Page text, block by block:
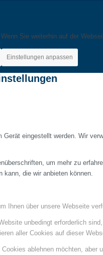
Sie weiterhin auf der
Einstellungen anpassen
eingestellt werden. Wir
um mehr zu
kann, die wir anbieten können.
Ihnen über unsere Webseite
unbedingt erforderlich
aller Cookies auf dieser
ablehnen möchten,